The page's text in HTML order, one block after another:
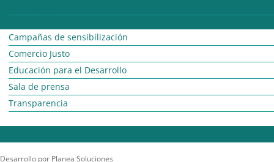
Campañas de sensibilización
Comercio Justo
Educación para el Desarrollo
Sala de prensa
Transparencia
Desarrollo por Planea Soluciones